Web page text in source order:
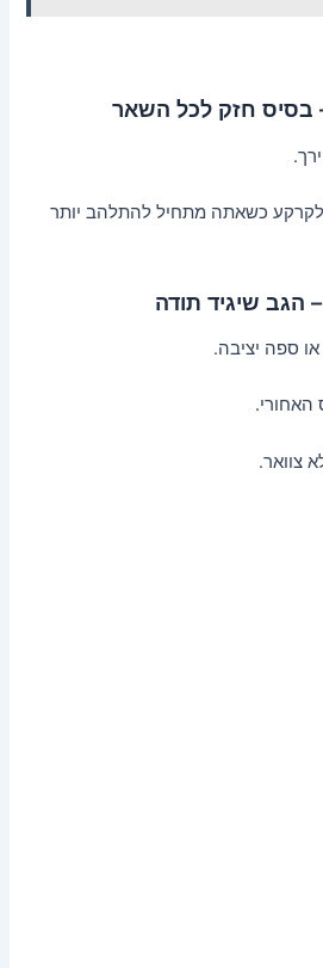
לקרקע כשאתה מתחיל להתלהב יותר
ספה יציבה.
האחורי.
צוואר.